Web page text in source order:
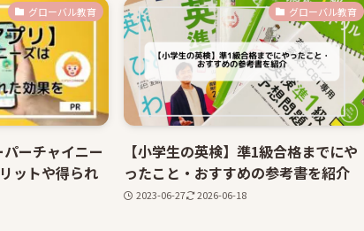
グローバル教育
パーチャイニー
ットや得られ
グローバル教育
【小学生の英検】準1級合格までにや
ったこと・おすすめの参考書を紹介
2023-06-27 2026-06-18